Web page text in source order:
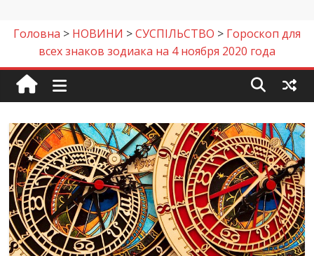
Головна > НОВИНИ >СУСПІЛЬСТВО > Гороскоп для
всех знаков зодиака на 4 ноября 2020 года